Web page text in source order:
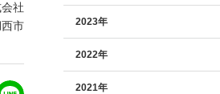
社
市
2023年
2022年
2021年